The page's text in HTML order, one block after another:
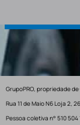
GrupoPRO, propriedade
Rua 11 de Maio N6 Loja 2,
Pessoa coletiva n° 510